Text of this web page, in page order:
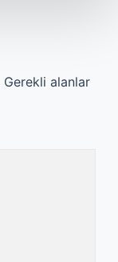
Gerekli alanlar